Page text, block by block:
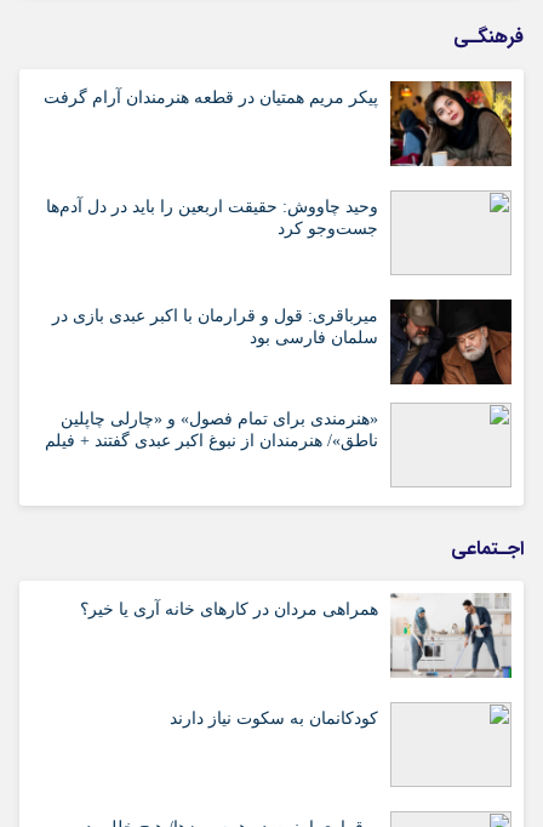
فرهنگـی
پیکر مریم همتیان در قطعه هنرمندان آرام گرفت
وحید چاووش: حقیقت اربعین را باید در دل آدم‌ها
جست‌وجو کرد
میرباقری: قول و قرارمان با اکبر عبدی بازی در
سلمان فارسی بود
«هنرمندی برای تمام فصول» و «چارلی چاپلین
ناطق»/ هنرمندان از نبوغ اکبر عبدی گفتند + فیلم
اجـتماعی
همراهی مردان در کارهای خانه آری یا خیر؟
کودکانمان به سکوت نیاز دارند